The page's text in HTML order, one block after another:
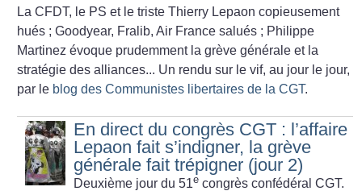
La CFDT, le PS et le triste Thierry Lepaon copieusement
hués ; Goodyear, Fralib, Air France salués ; Philippe
Martinez évoque prudemment la grève générale et la
stratégie des alliances... Un rendu sur le vif, au jour le jour,
par le blog des Communistes libertaires de la CGT.
En direct du congrès CGT : l’affaire
Lepaon fait s’indigner, la grève
générale fait trépigner (jour 2)
Deuxième jour du 51e congrès confédéral CGT.